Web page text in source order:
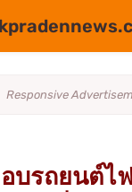
Responsive
บรถยนต์ไ